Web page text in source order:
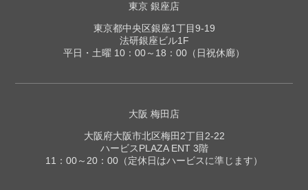
東京 銀座店
東京都中央区銀座1丁目9-19
法研銀座ビル1F
平日・土曜 10：00～18：00（日祝休廊）
大阪 梅田店
大阪府大阪市北区梅田2丁目2-22
ハービスPLAZA ENT 3階
11：00～20：00（定休日はハービスに準じます）